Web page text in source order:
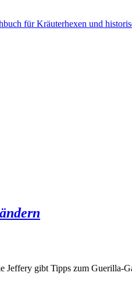
für Kräuterhexen und
Jeffery gibt Tipps zum Guerilla-